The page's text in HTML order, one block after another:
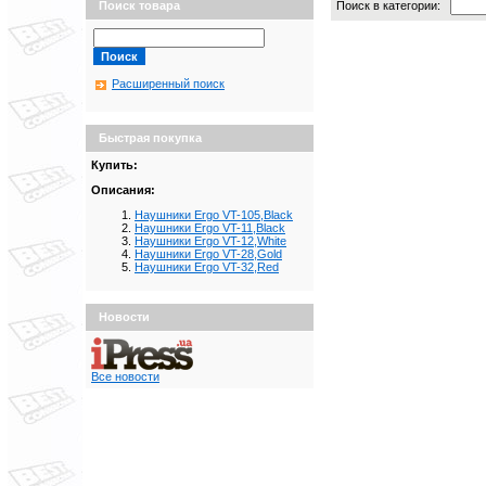
Поиск товара
Расширенный поиск
Быстрая покупка
Купить:
Описания:
Наушники Ergo VT-105,Black
Наушники Ergo VT-11,Black
Наушники Ergo VT-12,White
Наушники Ergo VT-28,Gold
Наушники Ergo VT-32,Red
Новости
Все новости
Поиск в категории: